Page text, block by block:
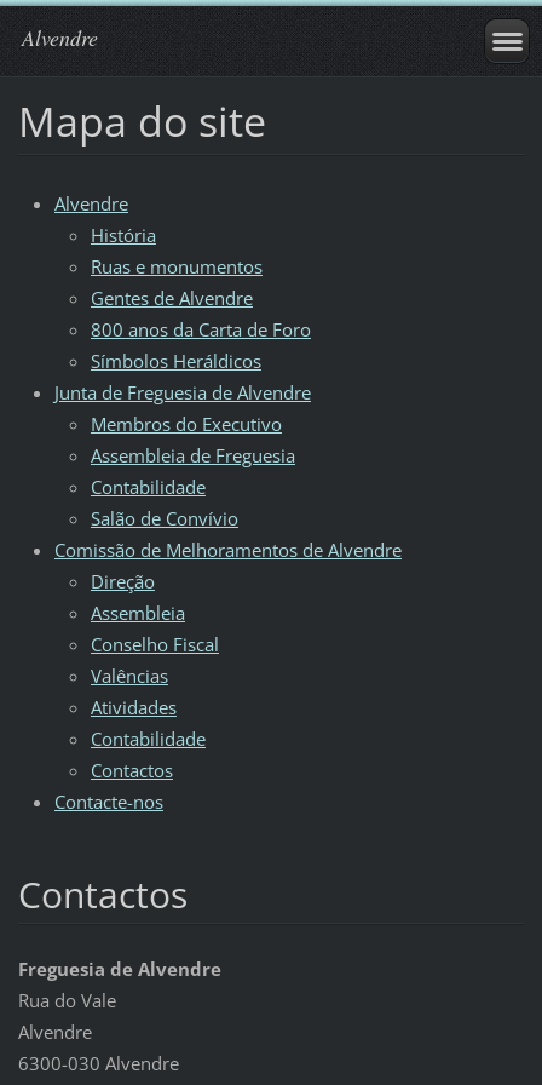
Alvendre
Mapa do site
Alvendre
História
Ruas e monumentos
Gentes de Alvendre
800 anos da Carta de Foro
Símbolos Heráldicos
Junta de Freguesia de Alvendre
Membros do Executivo
Assembleia de Freguesia
Contabilidade
Salão de Convívio
Comissão de Melhoramentos de Alvendre
Direção
Assembleia
Conselho Fiscal
Valências
Atividades
Contabilidade
Contactos
Contacte-nos
Contactos
Freguesia de Alvendre
Rua do Vale
Alvendre
6300-030 Alvendre